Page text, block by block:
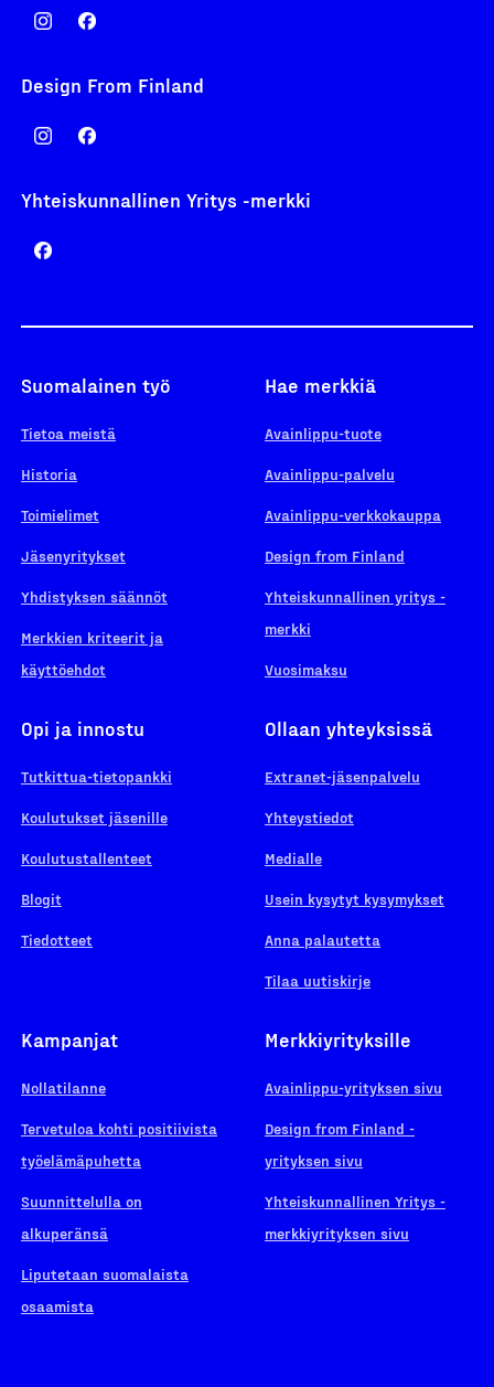
Design From Finland
Yhteiskunnallinen Yritys -merkki
Suomalainen työ
Tietoa meistä
Historia
Toimielimet
Jäsenyritykset
Yhdistyksen säännöt
Merkkien kriteerit ja
käyttöehdot
Hae merkkiä
Avainlippu-tuote
Avainlippu-palvelu
Avainlippu-verkkokauppa
Design from Finland
Yhteiskunnallinen yritys -
merkki
Vuosimaksu
Opi ja innostu
Tutkittua-tietopankki
Koulutukset jäsenille
Koulutustallenteet
Blogit
Tiedotteet
Ollaan yhteyksissä
Extranet-jäsenpalvelu
Yhteystiedot
Medialle
Usein kysytyt kysymykset
Anna palautetta
Tilaa uutiskirje
Kampanjat
Nollatilanne
Tervetuloa kohti positiivista
työelämäpuhetta
Suunnittelulla on
alkuperänsä
Liputetaan suomalaista
osaamista
Merkkiyrityksille
Avainlippu-yrityksen sivu
Design from Finland -
yrityksen sivu
Yhteiskunnallinen Yritys -
merkkiyrityksen sivu